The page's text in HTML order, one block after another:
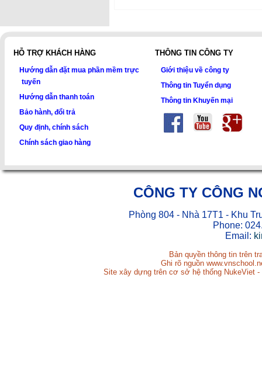
HỖ TRỢ KHÁCH HÀNG
Hướng dẫn đặt mua phần mềm trực
tuyến
Hướng dẫn thanh toán
Bảo hành, đổi trả
Quy định, chính sách
Chính sách giao hàng
THÔNG TIN CÔNG TY
Giới thiệu về công ty
Thông tin Tuyển dụng
Thông tin Khuyến mại
CÔNG TY CÔNG
Phòng 804 - Nhà 17T1 - Khu
Phone:
Email:
Bản quyền thông tin trên
Ghi rõ nguồn
Site xây dựng trên cơ sở hệ thống NukeViet